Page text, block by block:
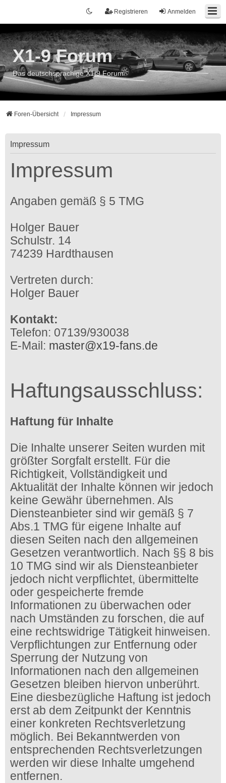
Anmelden
Registrieren
X1-9 Forum
Das deutschsprachige X1/9 Forum
Foren-Übersicht Impressum
Impressum
Impressum
Angaben gemäß § 5 TMG
Holger Bauer
Schulstr. 14
74239 Hardthausen
Vertreten durch:
Holger Bauer
Kontakt:
Telefon: 07139/930038
E-Mail: master@x19-fans.de
Haftungsausschluss:
Haftung für Inhalte
Die Inhalte unserer Seiten wurden mit
größter Sorgfalt erstellt. Für die
Richtigkeit, Vollständigkeit und
Aktualität der Inhalte können wir jedoch
keine Gewähr übernehmen. Als
Diensteanbieter sind wir gemäß § 7
Abs.1 TMG für eigene Inhalte auf
diesen Seiten nach den allgemeinen
Gesetzen verantwortlich. Nach §§ 8 bis
10 TMG sind wir als Diensteanbieter
jedoch nicht verpflichtet, übermittelte
oder gespeicherte fremde
Informationen zu überwachen oder
nach Umständen zu forschen, die auf
eine rechtswidrige Tätigkeit hinweisen.
Verpflichtungen zur Entfernung oder
Sperrung der Nutzung von
Informationen nach den allgemeinen
Gesetzen bleiben hiervon unberührt.
Eine diesbezügliche Haftung ist jedoch
erst ab dem Zeitpunkt der Kenntnis
einer konkreten Rechtsverletzung
möglich. Bei Bekanntwerden von
entsprechenden Rechtsverletzungen
werden wir diese Inhalte umgehend
entfernen.